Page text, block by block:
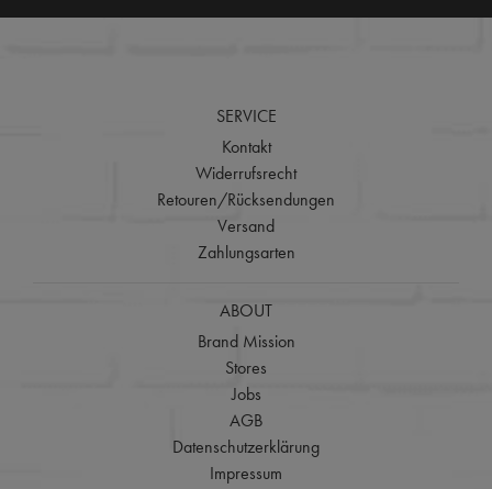
SERVICE
Kontakt
Widerrufsrecht
Retouren/Rücksendungen
Versand
Zahlungsarten
ABOUT
Brand Mission
Stores
Jobs
AGB
Datenschutzerklärung
Impressum